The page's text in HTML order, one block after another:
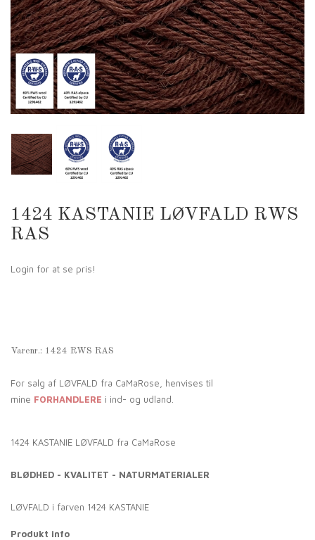
1424 KASTANIE LØVFALD RWS
RAS
Login for at se pris!
Varenr.: 1424 RWS RAS
For salg af LØVFALD fra CaMaRose, henvises til
mine FORHANDLERE i ind- og udland.
1424 KASTANIE LØVFALD fra CaMaRose
BLØDHED - KVALITET - NATURMATERIALER
LØVFALD i farven 1424 KASTANIE
Produkt info